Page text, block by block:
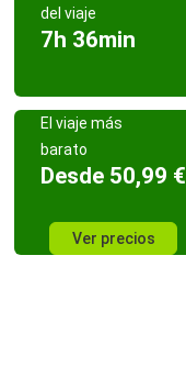
del viaje
7h 36min
El viaje más
barato
Desde 50,99 €
Ver precios